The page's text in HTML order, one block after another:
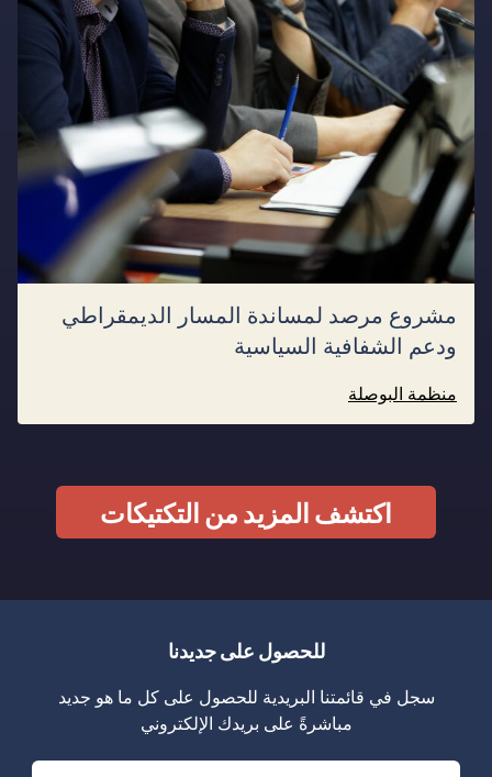
مشروع مرصد لمساندة المسار الديمقراطي
ودعم الشفافية السياسية
منظمة البوصلة
اكتشف المزيد من التكتيكات
للحصول على جديدنا
سجل في قائمتنا البريدية للحصول على كل ما هو جديد
مباشرةً على بريدك الإلكتروني
Email